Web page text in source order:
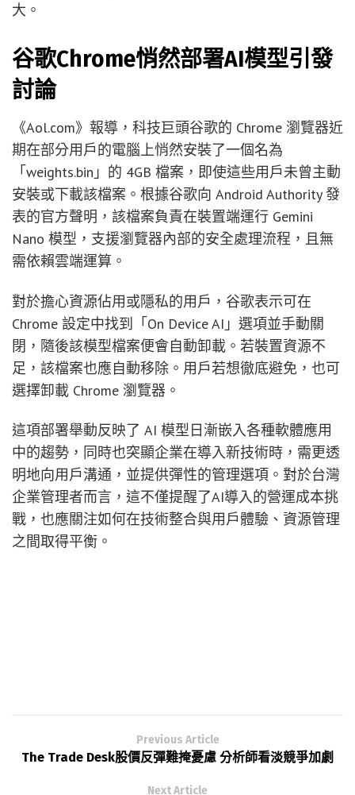
大。
谷歌Chrome悄然部署AI模型引發
討論
《Aol.com》報導，科技巨頭谷歌的 Chrome 瀏覽器近
期在部分用戶的電腦上悄然安裝了一個名為
「weights.bin」的 4GB 檔案，即使這些用戶未曾主動
安裝或下載該檔案。根據谷歌向 Android Authority 發
表的官方聲明，該檔案負責在裝置端運行 Gemini
Nano 模型，支援瀏覽器內部的安全處理流程，且無
需依賴雲端運算。
對於擔心資源佔用或隱私的用戶，谷歌表示可在
Chrome 設定中找到「On Device AI」選項並手動關
閉，隨後該模型檔案便會自動卸載。若裝置資源不
足，該檔案也應自動移除。用戶若想徹底避免，也可
選擇卸載 Chrome 瀏覽器。
這項部署舉動反映了 AI 模型日漸嵌入各種軟體應用
中的趨勢，同時也突顯企業在導入新技術時，需更透
明地向用戶溝通，並提供彈性的管理選項。對於台灣
企業管理者而言，這不僅提醒了AI導入的營運成本挑
戰，也應關注如何在技術整合與用戶體驗、資源管理
之間取得平衡。
Previous Article
The Trade Desk股價反彈難掩憂慮 分析師看淡競爭加劇
Next Article